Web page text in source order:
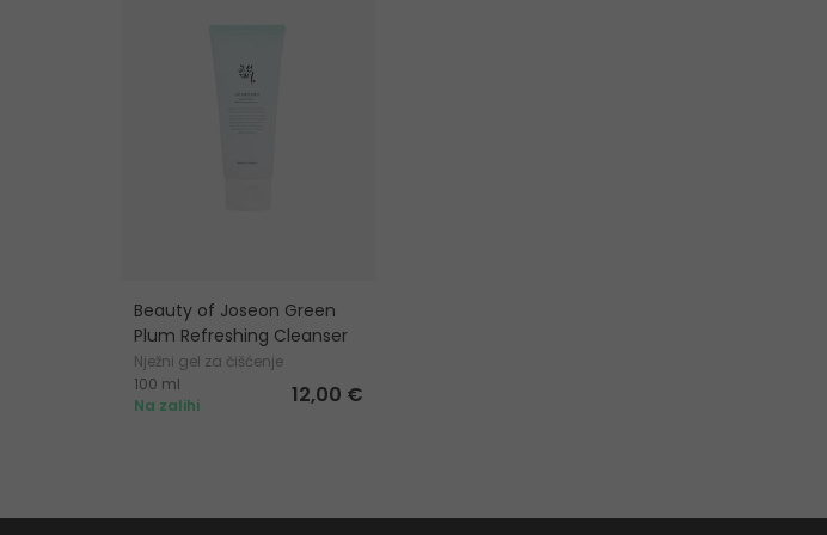
Beauty of Joseon Green
Plum Refreshing Cleanser
Nježni gel za čišćenje
100 ml
Na zalihi
12,00 €